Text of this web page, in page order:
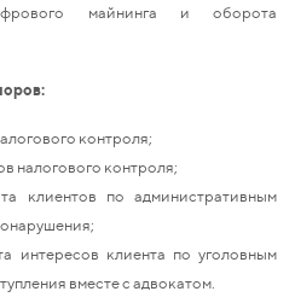
майнинга и оборота
контроля;
налогового контроля;
клиентов по административным
интересов клиента по уголовным
вместе с адвокатом.